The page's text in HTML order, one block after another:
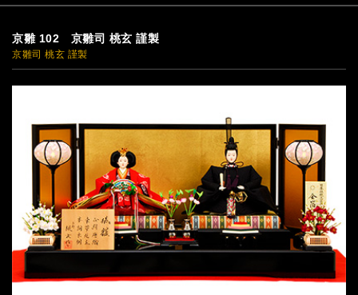
京雛 102 京雛司 桃玄 謹製
京雛司 桃玄 謹製